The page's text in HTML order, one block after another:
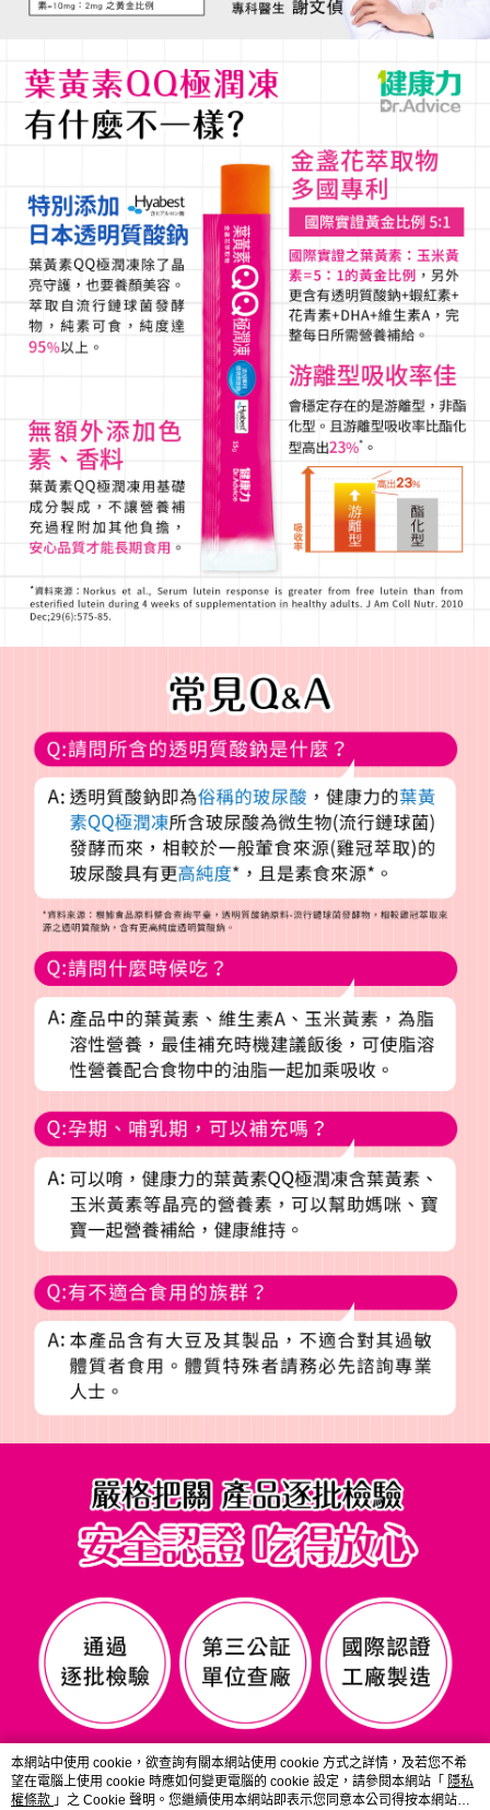
本網站中使用 cookie，欲查詢有關本網站使用 cookie 方式之詳情，及若您不希
望在電腦上使用 cookie 時應如何變更電腦的 cookie 設定，請參閱本網站「 隱私
權條款 」之 Cookie 聲明。您繼續使用本網站即表示您同意本公司得按本網站使